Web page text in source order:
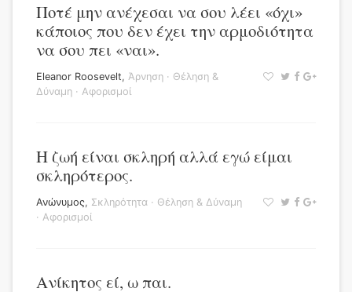
Ποτέ μην ανέχεσαι να σου λέει «όχι»
κάποιος που δεν έχει την αρμοδιότητα
να σου πει «ναι».
Eleanor Roosevelt, Άρνηση · Θέληση &
Δύναμη · Αφορισμοί
Η ζωή είναι σκληρή αλλά εγώ είμαι
σκληρότερος.
Ανώνυμος, Σκληρότητα · Θέληση & Δύναμη
· Αφορισμοί
Ανίκητος εί, ω παι.